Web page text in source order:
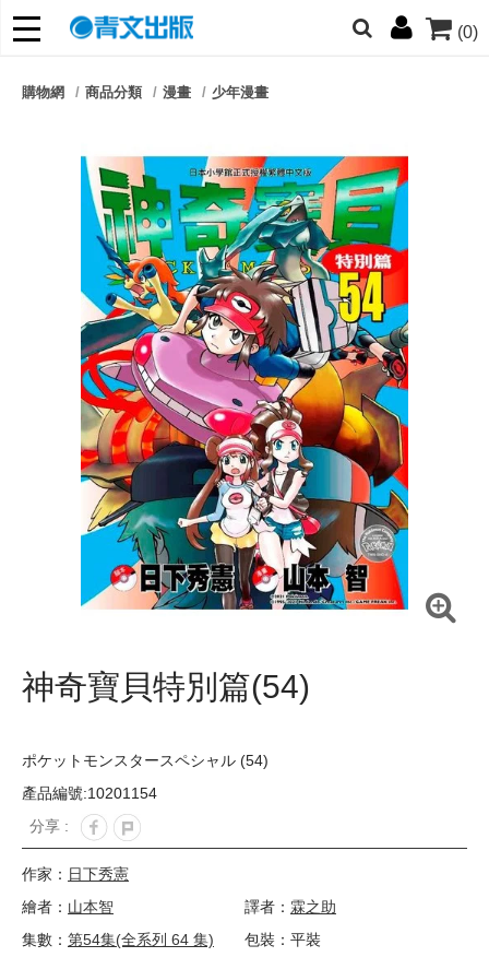
(0)
朋友們，提高警覺！
購物網 商品分類 漫畫 少年漫畫
神奇寶貝特別篇(54)
ポケットモンスタースペシャル (54)
產品編號:10201154
分享 :
作家： 日下秀憲
繪者： 山本智 譯者： 霖之助
集數： 第54集(全系列 64 集)
包裝：平裝